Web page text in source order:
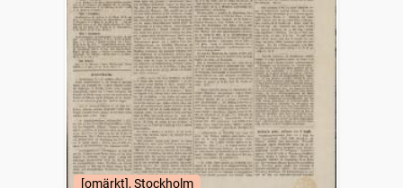
[omärkt], Stockholm